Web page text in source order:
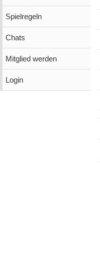
Spielregeln
Chats
Mitglied werden
Login